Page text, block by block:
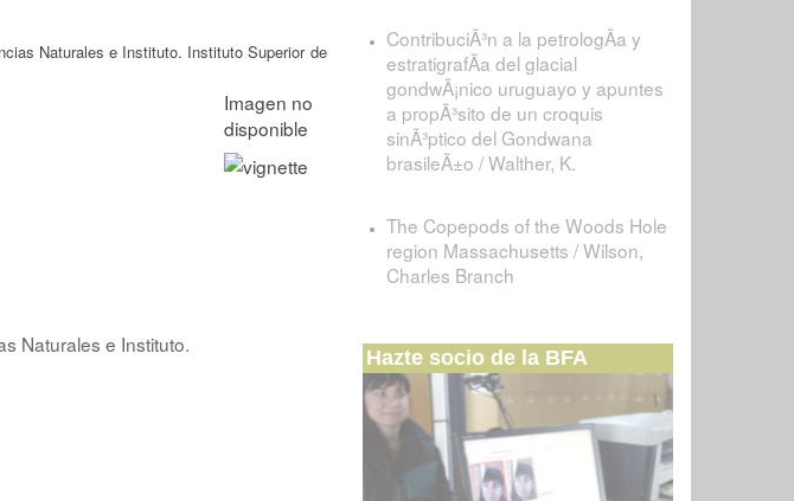
Naturales e Instituto. Instituto Superior de
Naturales e Instituto.
ContribuciÃ³n a la petrologÃ­a y
estratigrafÃ­a del glacial
gondwÃ¡nico uruguayo y apuntes
a propÃ³sito de un croquis
sinÃ³ptico del Gondwana
brasileÃ±o / Walther, K.
The Copepods of the Woods Hole
region Massachusetts / Wilson,
Charles Branch
Hazte socio de la BFA